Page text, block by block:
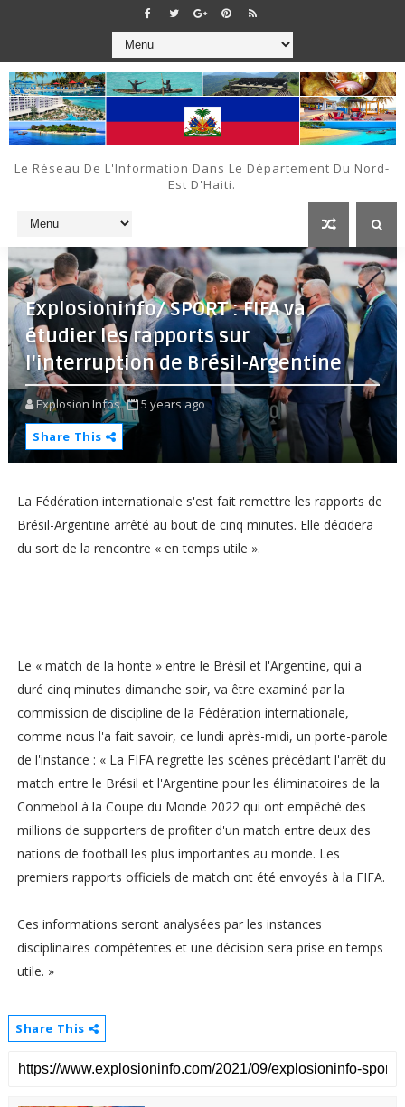
Le Réseau De L'Information Dans Le Département Du Nord-
Est D'Haiti.
Explosioninfo/ SPORT : FIFA va
étudier les rapports sur
l'interruption de Brésil-Argentine
Explosion Infos
5 years ago
Share This
La Fédération internationale s'est fait remettre les rapports de
Brésil-Argentine arrêté au bout de cinq minutes. Elle décidera
du sort de la rencontre « en temps utile ».
Le « match de la honte » entre le Brésil et l'Argentine, qui a
duré cinq minutes dimanche soir, va être examiné par la
commission de discipline de la Fédération internationale,
comme nous l'a fait savoir, ce lundi après-midi, un porte-parole
de l'instance : « La FIFA regrette les scènes précédant l'arrêt du
match entre le Brésil et l'Argentine pour les éliminatoires de la
Conmebol à la Coupe du Monde 2022 qui ont empêché des
millions de supporters de profiter d'un match entre deux des
nations de football les plus importantes au monde. Les
premiers rapports officiels de match ont été envoyés à la FIFA.
Ces informations seront analysées par les instances
disciplinaires compétentes et une décision sera prise en temps
utile. »
Share This